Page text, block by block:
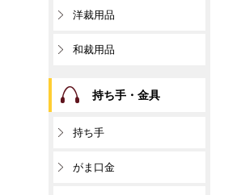
洋裁用品
和裁用品
持ち手・金具
持ち手
がま口金